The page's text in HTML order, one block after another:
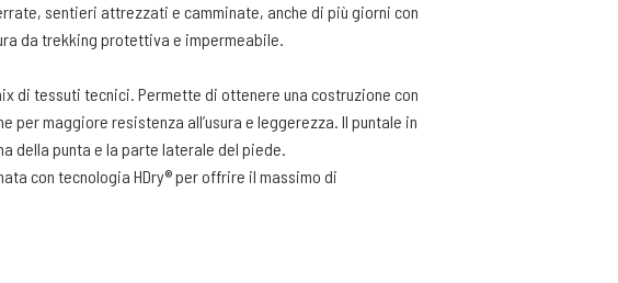
sentieri attrezzati e camminate, anche di più giorni con
da trekking protettiva e impermeabile.
di tessuti tecnici. Permette di ottenere una costruzione con
per maggiore resistenza all’usura e leggerezza. Il puntale in
della punta e la parte laterale del piede.
con tecnologia HDry® per offrire il massimo di
di Eva a diversa densità e inserti in Pu nel tallone